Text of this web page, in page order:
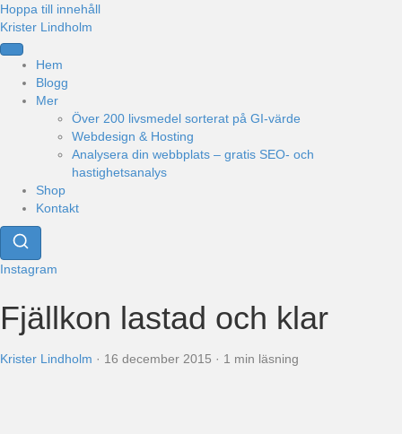
Hoppa till innehåll
Krister Lindholm
Hem
Blogg
Mer
Över 200 livsmedel sorterat på GI-värde
Webdesign & Hosting
Analysera din webbplats – gratis SEO- och
hastighetsanalys
Shop
Kontakt
Instagram
Fjällkon lastad och klar
Krister Lindholm · 16 december 2015 · 1 min läsning